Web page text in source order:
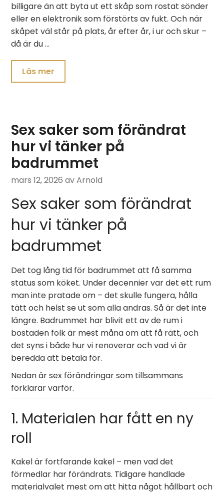
billigare än att byta ut ett skåp som rostat sönder
eller en elektronik som förstörts av fukt. Och när
skåpet väl står på plats, år efter år, i ur och skur –
då är du …
Läs mer
Sex saker som förändrat
hur vi tänker på
badrummet
mars 12, 2026 av Arnold
Sex saker som förändrat
hur vi tänker på
badrummet
Det tog lång tid för badrummet att få samma
status som köket. Under decennier var det ett rum
man inte pratade om – det skulle fungera, hålla
tätt och helst se ut som alla andras. Så är det inte
längre. Badrummet har blivit ett av de rum i
bostaden folk är mest måna om att få rätt, och
det syns i både hur vi renoverar och vad vi är
beredda att betala för.
Nedan är sex förändringar som tillsammans
förklarar varför.
1. Materialen har fått en ny
roll
Kakel är fortfarande kakel – men vad det
förmedlar har förändrats. Tidigare handlade
materialvalet mest om att hitta något hållbart och